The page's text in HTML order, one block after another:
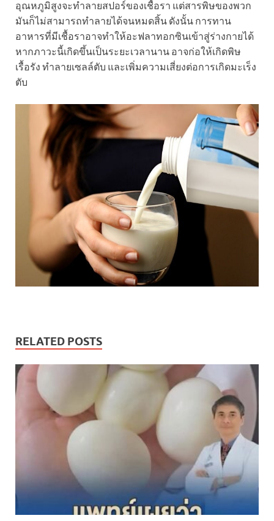
อุณหภูมิสูงจะทำลายสปอร์ของเชื้อรา แต่สารพิษของพวก
มันก็ไม่สามารถทำลายได้จนหมดสิ้น ดังนั้น การทาน
อาหารที่มีเชื้อราอาจทำให้อะฟลาทอกซินเข้าสู่ร่างกายได้
หากภาวะนี้เกิดขึ้นเป็นระยะเวลานาน อาจก่อให้เกิดพิษ
เรื้อรัง ทำลายเซลล์ตับ และเพิ่มความเสี่ยงต่อการเกิดมะเร็ง
ตับ
RELATED POSTS